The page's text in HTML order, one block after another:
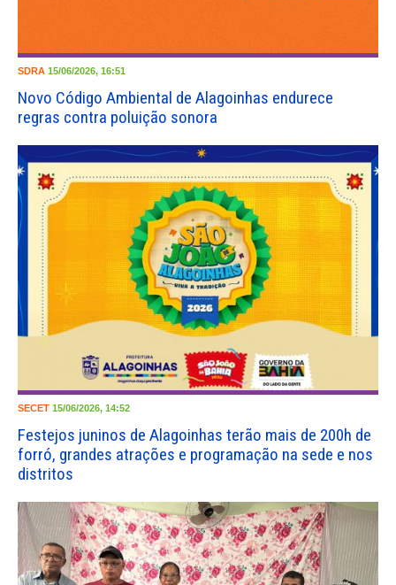
SDRA 15/06/2026, 16:51
Novo Código Ambiental de Alagoinhas endurece
regras contra poluição sonora
SECET 15/06/2026, 14:52
Festejos juninos de Alagoinhas terão mais de 200h de
forró, grandes atrações e programação na sede e nos
distritos